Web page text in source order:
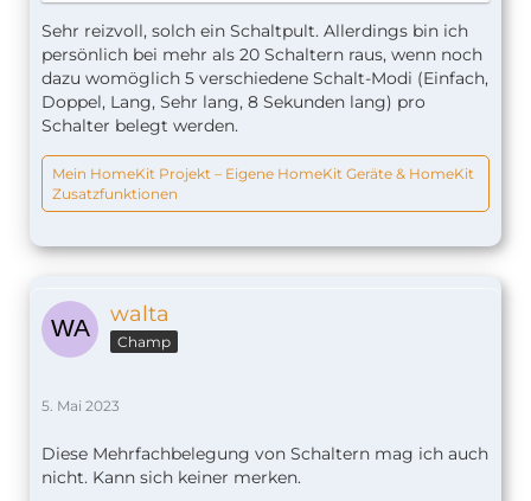
Sehr reizvoll, solch ein Schaltpult. Allerdings bin ich
persönlich bei mehr als 20 Schaltern raus, wenn noch
dazu womöglich 5 verschiedene Schalt-Modi (Einfach,
Doppel, Lang, Sehr lang, 8 Sekunden lang) pro
Schalter belegt werden.
Mein HomeKit Projekt – Eigene HomeKit Geräte & HomeKit
Zusatzfunktionen
walta
Champ
5. Mai 2023
Diese Mehrfachbelegung von Schaltern mag ich auch
nicht. Kann sich keiner merken.